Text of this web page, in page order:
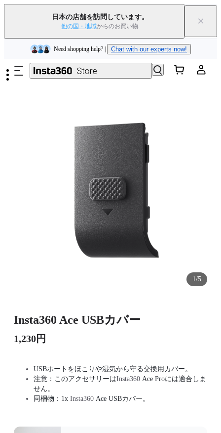
日本の店舗を訪問しています。
他の国・地域からのお買い物. ×
メインコンテンツへスキップ
下取りで旧デバイスを出すと、新規購入でキャッシュバックまたはクー
Need shopping help? | Chat with our experts now!
Insta360 Luna Ultra｜ ｜送料無料
1/5
Insta360 Ace USBカバー
1,230円
USBポートをほこりや湿気から守る交換用カバー。
注意：このアクセサリーはInsta360 Ace Proには適合しま
せん。
同梱物：1x Insta360 Ace USBカバー。